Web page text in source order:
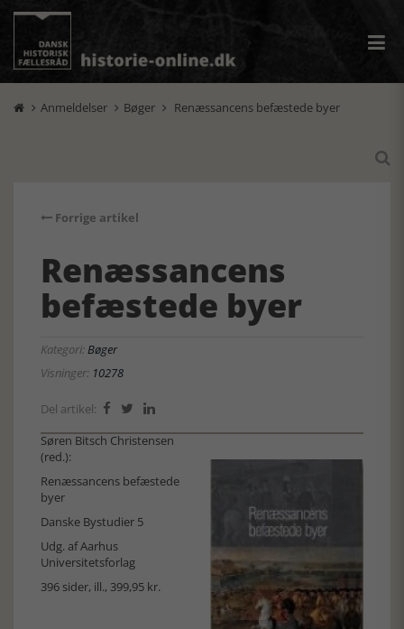
 Anmeldelser  Bøger  Renæssancens befæstede byer

Forrige artikel
Renæssancens
befæstede byer
Kategori:Bøger
Visninger: 10278
Del artikel:   
Søren Bitsch Christensen
(red.):
Renæssancens befæstede
byer
Danske Bystudier 5
Udg. af Aarhus
Universitetsforlag
396 sider, ill., 399,95 kr.